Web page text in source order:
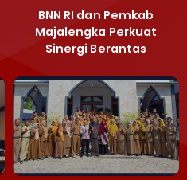
BNN RI dan Pemkab
Majalengka Perkuat
Sinergi Berantas
Narkoba